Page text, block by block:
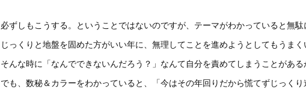
必ずしもこうする。ということではないのですが、テーマがわかっていると無駄
じっくりと地盤を固めた方がいい年に、無理してことを進めようとしてもうまく
そんな時に「なんでできないんだろう？」なんて自分を責めてしまうことがある
でも、数秘＆カラーをわかっていると、「今はその年回りだから慌てずじっくり